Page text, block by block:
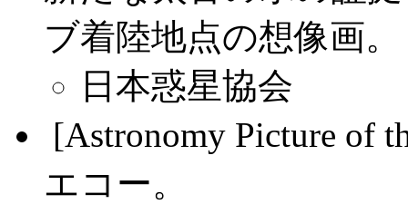
ブ着陸地点の想像画。
日本惑星協会
[Astronomy Picture of
エコー。